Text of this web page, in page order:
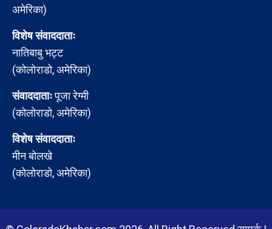
अमेरिका)
विशेष संवाददाताः
नातिबाबु भट्ट
(कोलोराडो, अमेरिका)
संवाददाताःपूजा रेग्मी
(कोलोराडो, अमेरिका)
विशेष संवाददाताः
मीन बोलखे
(कोलोराडो, अमेरिका)